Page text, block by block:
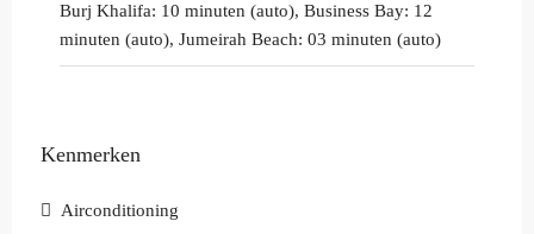
Burj Khalifa: 10 minuten (auto), Business Bay: 12
minuten (auto), Jumeirah Beach: 03 minuten (auto)
Kenmerken
Airconditioning